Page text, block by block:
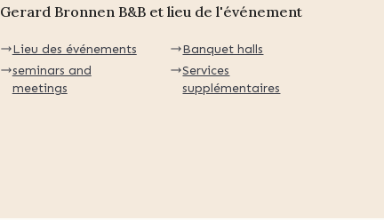
Gerard Bronnen B&B et lieu de l'événement
Lieu des événements
seminars and
meetings
Banquet halls
Services
supplémentaires